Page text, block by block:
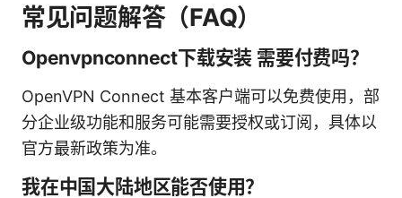
常见问题解答（FAQ）
Openvpnconnect下载安装 需要付费吗？
OpenVPN Connect 基本客户端可以免费使用，部
分企业级功能和服务可能需要授权或订阅，具体以
官方最新政策为准。
我在中国大陆地区能否使用？